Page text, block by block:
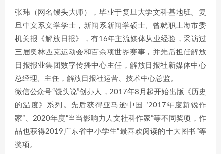
张玮（网名馒头大师），毕业于复旦大学文科基地班。复
旦中文系文学学士，新闻系新闻学硕士。曾就职上海市委
机关报《解放日报》，有16年主流媒体从业经验，采访过
三届奥林匹克运动会和百余项世界赛事，并先后担任解放
日报报业集团数字传播中心主任，解放日报社新媒体中心
总经理、主任，解放日报社运营、技术中心总监。
微信公众号“馒头说”创办人，2017年8月起开始出版《历史
的温度》系列。先后获得亚马逊中国 “2017年度新锐作
家”、2020年度“当当影响力人文社科作家”等不同奖项，作
品也获得2019广东省中小学生“最喜欢阅读的十大图书”等
奖项。